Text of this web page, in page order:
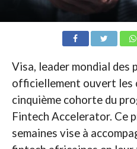
Visa, leader mondial des
officiellement ouvert les
cinquième cohorte du
Fintech Accelerator. Ce
semaines vise à